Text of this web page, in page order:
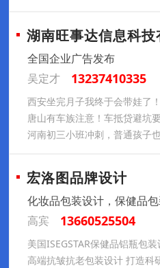
湖南旺事达信息科技
全国企业广告发布
吴定才
13237410335
西安坐完月子我终于会带娃了
唐山有车族注意！车抵贷避坑
河南初三小班冲刺，普通孩子
宏洛图品牌设计
化妆品包装设计，保健品
高宾
13660525504
美国ISEGSTAR保健品铝瓶包
高端抗皱抗老包装设计 打造科